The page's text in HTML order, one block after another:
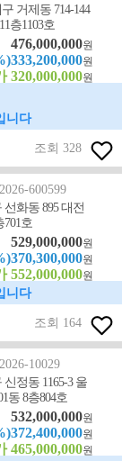
거제동 714-144
층1103호
476,000,000원
원
320,000,000원
니다
조회 328
600599
화동 895 대전
701호
529,000,000원
원
552,000,000원
니다
조회 164
10029
정동 1165-3 울
동 8층804호
532,000,000원
원
465,000,000원